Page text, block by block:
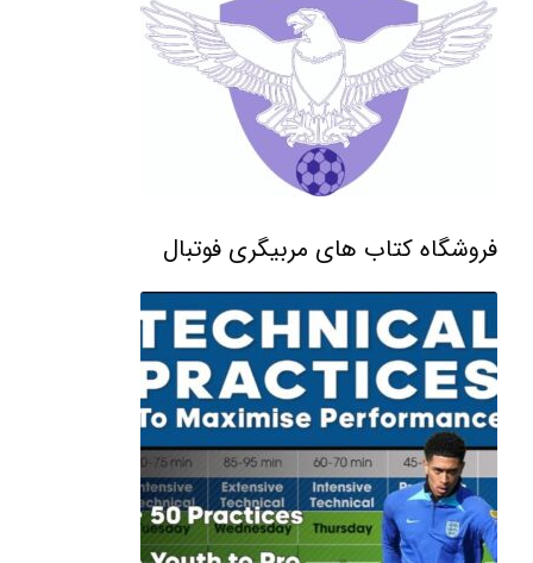
فروشگاه کتاب های مربیگری فوتبال